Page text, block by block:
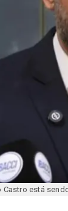
Castro está